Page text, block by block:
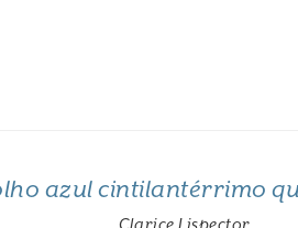
azul cintilantérrimo
Clarice Lispector